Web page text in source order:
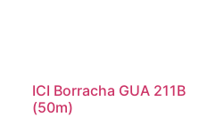
ICI Borracha GUA 211B
(50m)